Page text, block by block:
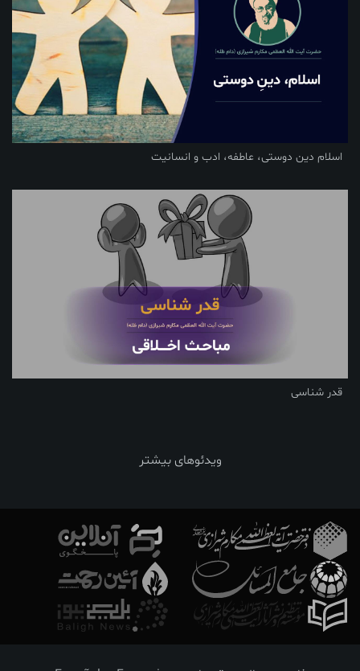
اسلام دین دوستی، عاطفه، ادب و انسانیت
قدر شناسی
ویدئوهای بیشتر